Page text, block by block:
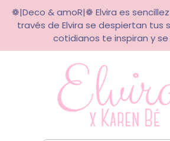
❁|Deco & amoR|❁ Elvira es
través de Elvira se despiertan tus
cotidianos te inspiran y